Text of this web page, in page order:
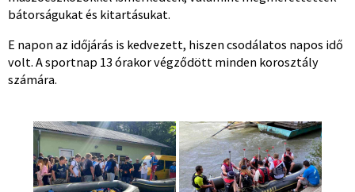
bátorságukat és kitartásukat.
E napon az időjárás is kedvezett, hiszen csodálatos napos idő
volt. A sportnap 13 órakor végződött minden korosztály
számára.